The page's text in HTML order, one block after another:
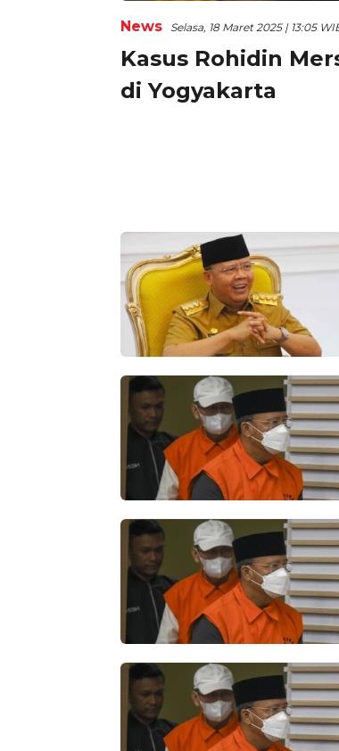
News Selasa, 18 Maret 2025 | 13:05
Kasus Rohidin
di Yogyakarta